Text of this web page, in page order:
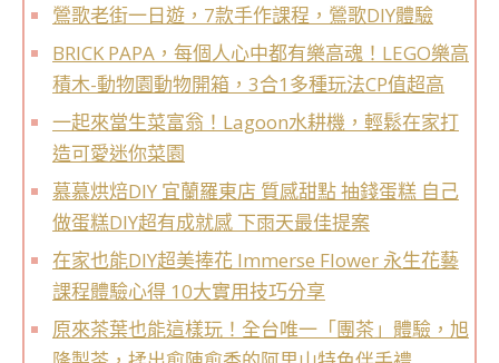
鶯歌老街一日遊，7款手作課程，鶯歌DIY體驗
BRICK PAPA，每個人心中都有樂高魂！LEGO樂高
積木-動物園動物開箱，3合1多種玩法CP值超高
一起來當生菜富翁！Lagoon水耕機，輕鬆在家打
造可愛迷你菜園
慕慕烘焙DIY 宜蘭羅東店 質感甜點 抽錢蛋糕 自己
做蛋糕DIY超有成就感 下雨天最佳提案
在家也能DIY超美捧花 Immerse Flower 永生花藝
課程體驗心得 10大實用技巧分享
原來茶葉也能這樣玩！全台唯一「團茶」體驗，旭